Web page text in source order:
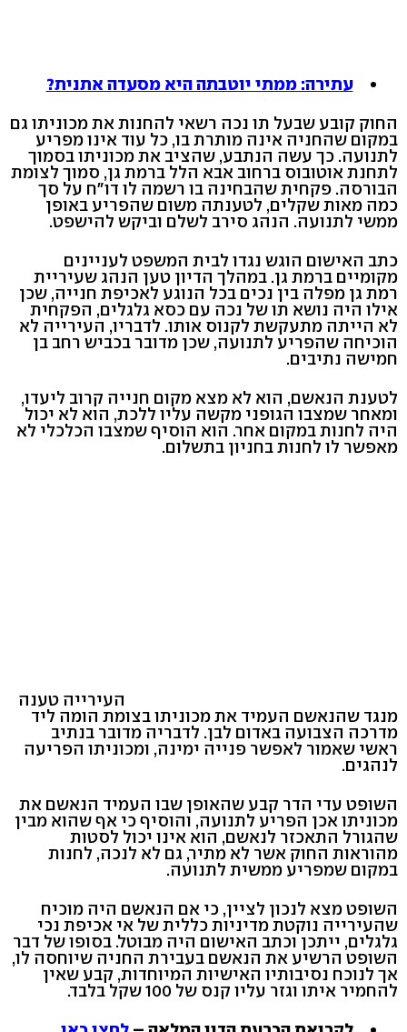
עתירה: ממתי יוטבתה היא מסעדה אתנית?
החוק קובע שבעל תו נכה רשאי להחנות את מכוניתו גם
במקום שהחניה אינה מותרת בו, כל עוד אינו מפריע
לתנועה. כך עשה הנתבע, שהציב את מכוניתו בסמוך
לתחנת אוטובוס ברחוב אבא הלל ברמת גן, סמוך לצומת
הבורסה. פקחית שהבחינה בו רשמה לו דו"ח על סך
כמה מאות שקלים, לטענתה משום שהפריע באופן
ממשי לתנועה. הנהג סירב לשלם וביקש להישפט.
כתב האישום הוגש נגדו לבית המשפט לעניינים
מקומיים ברמת גן. במהלך הדיון טען הנהג שעיריית
רמת גן מפלה בין נכים בכל הנוגע לאכיפת חנייה, שכן
אילו היה נושא תו של נכה עם כסא גלגלים, הפקחית
לא הייתה מתעקשת לקנוס אותו. לדבריו, העירייה לא
הוכיחה שהפריע לתנועה, שכן מדובר בכביש רחב בן
חמישה נתיבים.
לטענת הנאשם, הוא לא מצא מקום חנייה קרוב ליעדו,
ומאחר שמצבו הגופני מקשה עליו ללכת, הוא לא יכול
היה לחנות במקום אחר. הוא הוסיף שמצבו הכלכלי לא
מאפשר לו לחנות בחניון בתשלום.
העירייה טענה
מנגד שהנאשם העמיד את מכוניתו בצומת הומה ליד
מדרכה הצבועה באדום לבן. לדבריה מדובר בנתיב
ראשי שאמור לאפשר פנייה ימינה, ומכוניתו הפריעה
לנהגים.
השופט עדי הדר קבע שהאופן שבו העמיד הנאשם את
מכוניתו אכן הפריע לתנועה, והוסיף כי אף שהוא מבין
שהגורל התאכזר לנאשם, הוא אינו יכול לסטות
מהוראות החוק אשר לא מתיר, גם לא לנכה, לחנות
במקום שמפריע ממשית לתנועה.
השופט מצא לנכון לציין, כי אם הנאשם היה מוכיח
שהעירייה נוקטת מדיניות כללית של אי אכיפת נכי
גלגלים, ייתכן וכתב האישום היה מבוטל. בסופו של דבר
השופט הרשיע את הנאשם בעבירת החניה שיוחסה לו,
אך לנוכח נסיבותיו האישיות המיוחדות, קבע שאין
להחמיר איתו וגזר עליו קנס של 100 שקל בלבד.